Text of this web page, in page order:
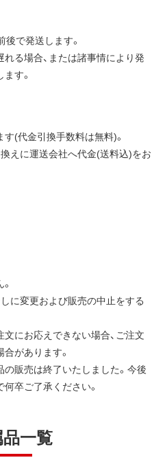
で発送します。
る場合、または諸事情により発
す。
(代金引換手数料は無料)。
えに運送会社へ代金(送料込)をお
に変更および販売の中止をする
にお応えできない場合、ご注文
があります。
販売は終了いたしました。今後
卒ご了承ください。
一覧